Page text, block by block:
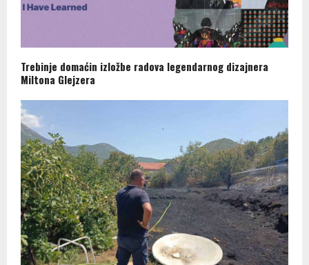
Trebinje domaćin izložbe radova legendarnog dizajnera
Miltona Glejzera